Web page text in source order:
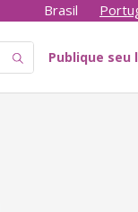
Brasil
Publique seu